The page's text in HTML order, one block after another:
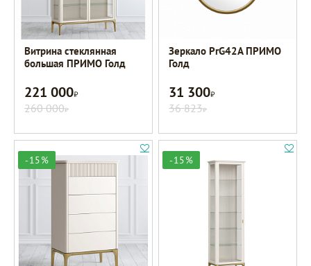
Витрина стеклянная
большая ПРИМО Голд
221 000Р
260 000Р
Зеркало PrG42A ПРИМО
Голд
31 300Р
36 823Р
-15% -15%